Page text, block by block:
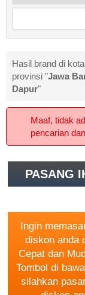
Hasil brand di
provinsi "Jawa
Dapur"
Maaf, tidak
pencarian
PASANG
Ingin
diskon anda
Cepat dan
Tombol di
silahkan